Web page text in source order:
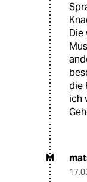
Die
die
ich
M